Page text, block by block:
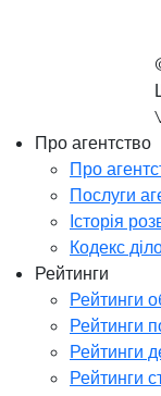
Про агентство
Про
Послуги
Історія
Кодекс
Рейтинги
Рейтинги
Рейтинги
Рейтинги
Рейтинги